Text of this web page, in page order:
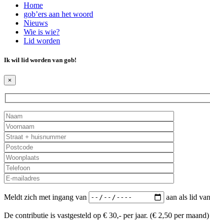
Home
gob’ers aan het woord
Nieuws
Wie is wie?
Lid worden
Ik wil lid worden van gob!
×
Meldt zich met ingang van aan als lid
De contributie is vastgesteld op € 30,- per jaar. (€ 2,50 per maand)